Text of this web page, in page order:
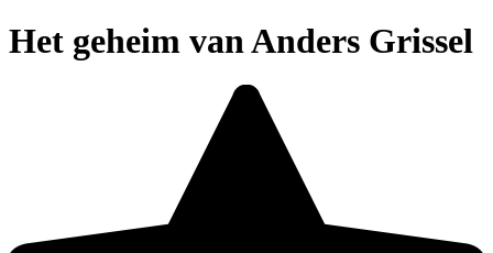
Het geheim van Anders Grissel